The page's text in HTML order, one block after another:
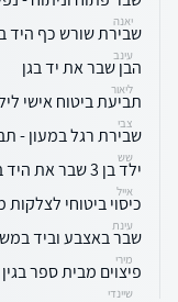
יאנה
שבירת שורש כף היד
עינב
הבן שבר את יד בגן
ליאור
תביעת ביטוח אישי
צבי
שבירת רגל במעון -
שש
ילד בן 3 שבר את היד בקייטנה
אייל
כיסוי ביטוחי
עינת
שבר באצבע וביד
מירי
פיצוים מבית ספר
שיינדי